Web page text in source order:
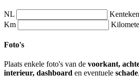
NL
Kenteken
Km
Foto's
Plaats enkele foto's van de voorkant,
interieur, dashboard en eventuele schade.